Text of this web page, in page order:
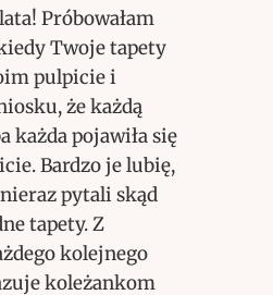
Próbowałam
Twoje tapety
pulpicie i
że każdą
każda pojawiła się
Bardzo je lubię,
pytali skąd
tapety. Z
kolejnego
koleżankom